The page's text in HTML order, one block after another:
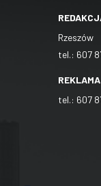
Rzeszów
tel.: 607
tel.: 607